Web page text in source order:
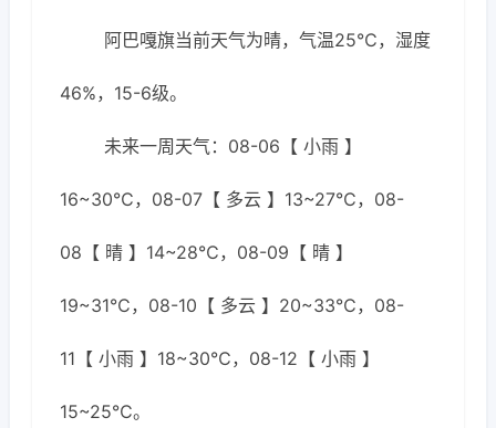
阿巴嘎旗当前天气为晴，气温25℃，湿度
46%，15-6级。
未来一周天气：08-06【 小雨 】
16~30℃，08-07【 多云 】13~27℃，08-
08【 晴 】14~28℃，08-09【 晴 】
19~31℃，08-10【 多云 】20~33℃，08-
11【 小雨 】18~30℃，08-12【 小雨 】
15~25℃。